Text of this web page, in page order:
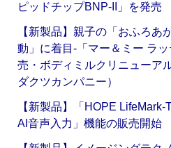
ピッドチップBNP-II」を発
【新製品】親子の「おふろあ
動」に着目‐「マー＆ミー ラ
売・ボディミルクリニューア
ダクツカンパニー）
【新製品】「HOPE
AI音声入力」機能の販売開始